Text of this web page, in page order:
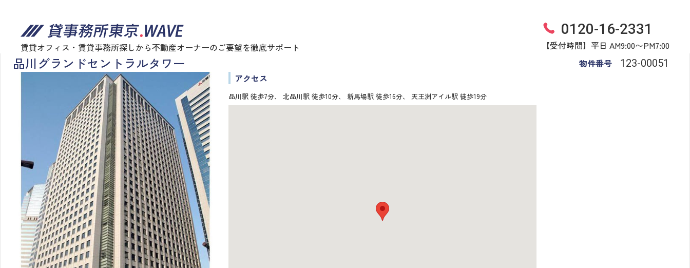
賃貸オフィス・賃貸事務所探しから不動産オーナーのご要望を徹底サポート
0120-16-2331
【受付時間】平日 AM9:00〜PM7:00
品川グランドセントラルタワー 物件番号
123​-​00051
アクセス
品川駅 徒歩7分、 北品川駅 徒歩10分、 新馬場駅 徒歩16分、 天王洲アイル駅 徒歩19分